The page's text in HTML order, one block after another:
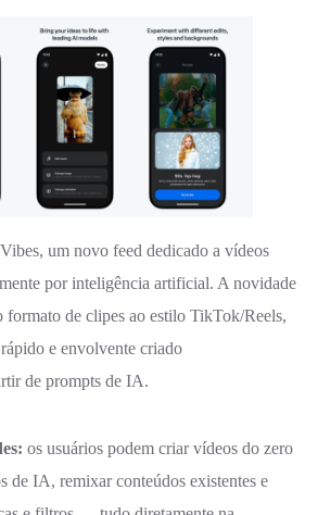
um novo feed dedicado a vídeos
por inteligência artificial. A novidade
formato de clipes ao estilo TikTok/Reels,
e envolvente criado
de prompts de IA.
os usuários podem criar vídeos do zero
de IA, remixar conteúdos existentes e